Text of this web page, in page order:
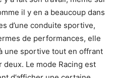
il y en a beaucoup dans
d’une conduite sportive,
de performances, elle
une sportive tout en offrant
Le mode Racing est